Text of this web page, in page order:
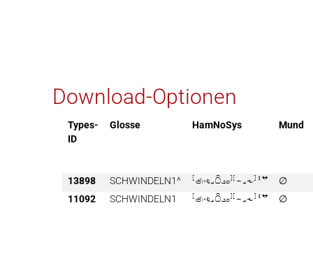
Download-Optionen
Types-
ID
Glosse HamNoSys Mund
13898 SCHWINDELN1^ 
∅
11092
SCHWINDELN1  ∅